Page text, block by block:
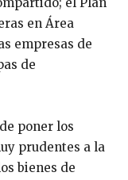
en Área
empresas de
de
poner los
prudentes a la
bienes de